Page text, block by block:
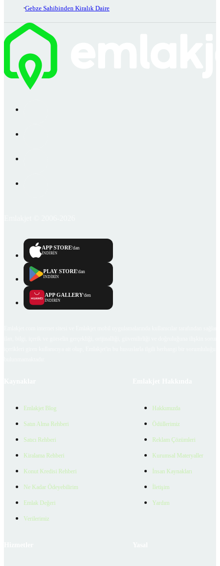
Gebze Sahibinden Kiralık Daire
APP STORE'dan
İNDİRİN
PLAY STORE'dan
İNDİRİN
APP GALLERY'den
İNDİRİN
Emlakjet Blog
Satın Alma Rehberi
Satıcı Rehberi
Kiralama Rehberi
Konut Kredisi Rehberi
Ne Kadar Ödeyebilirim
Emlak Değeri
Verilerimiz
Hakkımızda
Ödüllerimiz
Reklam Çözümleri
Kurumsal Materyaller
İnsan Kaynakları
İletişim
Yardım